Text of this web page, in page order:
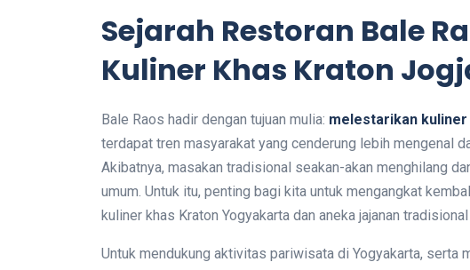
Sejarah Restoran Bale
Kuliner Khas Kraton
Bale Raos hadir dengan tujuan mulia: melestarikan
terdapat tren masyarakat yang cenderung lebih mengenal
Akibatnya, masakan tradisional seakan-akan menghilang
umum. Untuk itu, penting bagi kita untuk mengangkat
kuliner khas Kraton Yogyakarta dan aneka jajanan
Untuk mendukung aktivitas pariwisata di Yogyakarta, serta